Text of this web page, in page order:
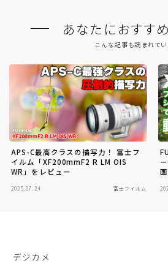
あなたにおすす
こんな記事も読まれてい
APS-C最高クラスの描写力！ 富士フ
イルム「XF200mmF2 R LM OIS
WR」をレビュー
2025.07.24 富士フイルム
デジカメ